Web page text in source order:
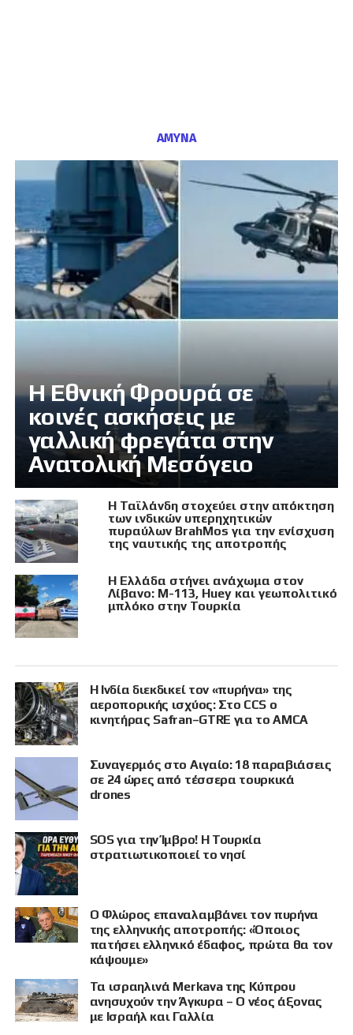
ΑΜΥΝΑ
Η Εθνική Φρουρά σε
κοινές ασκήσεις με
γαλλική φρεγάτα στην
Ανατολική Μεσόγειο
Η Ταϊλάνδη στοχεύει στην απόκτηση
των ινδικών υπερηχητικών
πυραύλων BrahMos για την ενίσχυση
της ναυτικής της αποτροπής
Η Ελλάδα στήνει ανάχωμα στον
Λίβανο: M-113, Huey και γεωπολιτικό
μπλόκο στην Τουρκία
Η Ινδία διεκδικεί τον «πυρήνα» της
αεροπορικής ισχύος: Στο CCS ο
κινητήρας Safran–GTRE για το AMCA
Συναγερμός στο Αιγαίο: 18 παραβιάσεις
σε 24 ώρες από τέσσερα τουρκικά
drones
SOS για την Ίμβρο! Η Τουρκία
στρατιωτικοποιεί το νησί
Ο Φλώρος επαναλαμβάνει τον πυρήνα
της ελληνικής αποτροπής: «Όποιος
πατήσει ελληνικό έδαφος, πρώτα θα τον
κάψουμε»
Τα ισραηλινά Merkava της Κύπρου
ανησυχούν την Άγκυρα – Ο νέος άξονας
με Ισραήλ και Γαλλία